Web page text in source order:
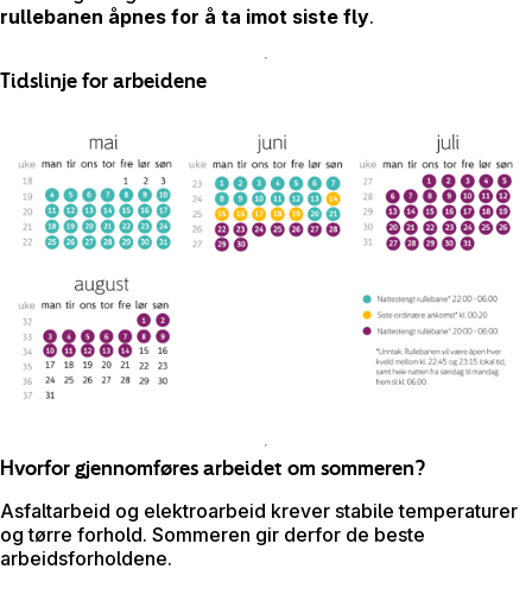
rullebanen åpnes for å ta imot siste fly.
Tidslinje for arbeidene
Hvorfor gjennomføres arbeidet om sommeren?
Asfaltarbeid og elektroarbeid krever stabile temperaturer
og tørre forhold. Sommeren gir derfor de beste
arbeidsforholdene.